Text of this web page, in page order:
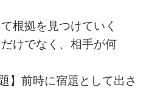
根拠を見つけていく
けでなく、相手が何
前時に宿題として出さ